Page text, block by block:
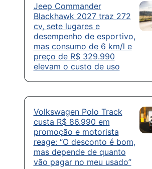
Jeep Commander
Blackhawk 2027 traz 272
cv, sete lugares e
desempenho de esportivo,
mas consumo de 6 km/l e
preço de R$ 329.990
elevam o custo de uso
Volkswagen Polo Track
custa R$ 86.990 em
promoção e motorista
reage: “O desconto é bom,
mas depende de quanto
vão pagar no meu usado”